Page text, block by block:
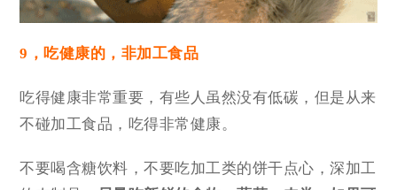
9，吃健康的，非加工食品
吃得健康非常重要，有些人虽然没有低碳，但是从来
不碰加工食品，吃得非常健康。
不要喝含糖饮料，不要吃加工类的饼干点心，深加工